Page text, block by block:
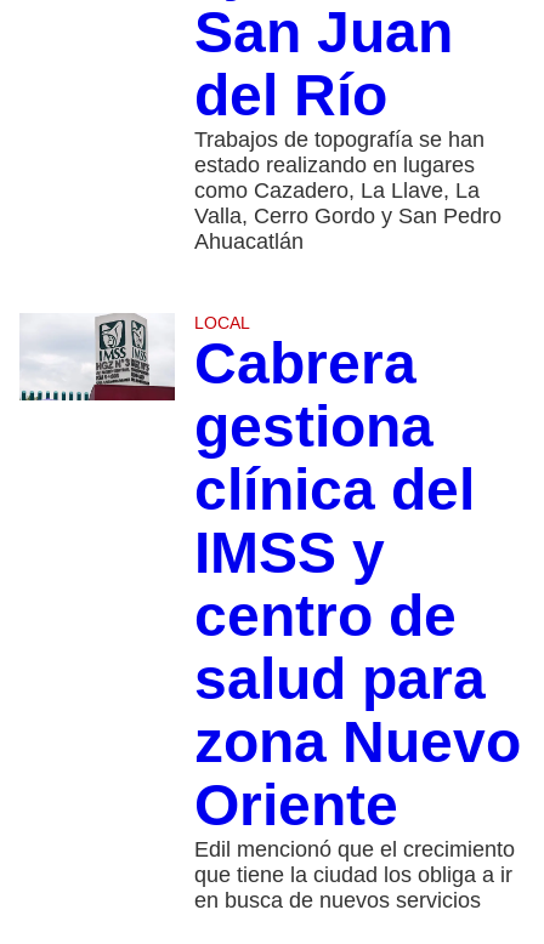
San Juan
del Río
Trabajos de topografía se han
estado realizando en lugares
como Cazadero, La Llave, La
Valla, Cerro Gordo y San Pedro
Ahuacatlán
LOCAL
Cabrera
gestiona
clínica del
IMSS y
centro de
salud para
zona Nuevo
Oriente
Edil mencionó que el crecimiento
que tiene la ciudad los obliga a ir
en busca de nuevos servicios